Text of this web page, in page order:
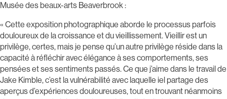
Musée des beaux-arts Beaverbrook :
« Cette exposition photographique aborde le processus parfois
douloureux de la croissance et du vieillissement. Vieillir est un
privilège, certes, mais je pense qu’un autre privilège réside dans la
capacité à réfléchir avec élégance à ses comportements, ses
pensées et ses sentiments passés. Ce que j’aime dans le travail de
Jake Kimble, c’est la vulnérabilité avec laquelle iel partage des
aperçus d’expériences douloureuses, tout en trouvant néanmoins